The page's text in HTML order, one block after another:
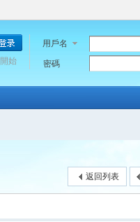
用戶名
密碼
始
返回列表